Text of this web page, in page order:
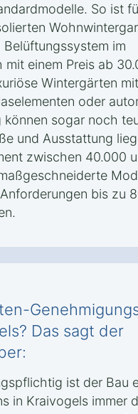
So ist
Belüftungssystem im
mit einem Preis ab
Wintergärten mit
oder
können sogar noch
und Ausstattung
zwischen 40.000
bis zu
Das sagt der
ist der Bau
in Kraivogels immer